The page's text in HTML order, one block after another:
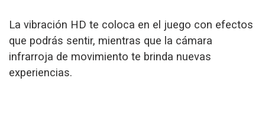
La vibración HD te coloca en el juego con efectos
que podrás sentir, mientras que la cámara
infrarroja de movimiento te brinda nuevas
experiencias.